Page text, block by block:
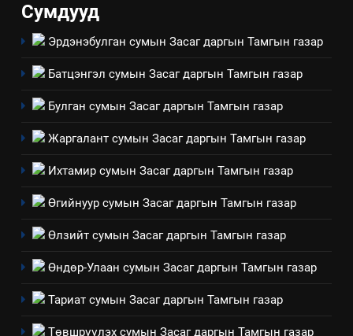
технологийн хүн, мал, амьтны
үзүүлэх буюу үзүүлж байгаа
мэдээлэл
1
долоо хоног-2025
НЭЭЛТТЭЙ ЗАСГИЙН ТҮНШЛЭЛ
“БИД ИРГЭДЭЭ СОНСОЖ,
БАЙГУУЛНА
ЗАР ТАЗ-ЫН САЛБАР ЗӨВЛӨЛ
ТАЗ-ЫН САЛБАР ЗӨВЛӨЛ
Сумдууд
Эрдэнэбулган сумын Засаг даргын Тамгын газар
Батцэнгэл сумын Засаг даргын Тамгын газар
Булган сумын Засаг даргын Тамгын газар
Жаргалант сумын Засаг даргын Тамгын газар
Ихтамир сумын Засаг даргын Тамгын газар
Өгийнуур сумын Засаг даргын Тамгын газар
Өлзийт сумын Засаг даргын Тамгын газар
Өндөр-Улаан сумын Засаг даргын Тамгын газар
Тариат сумын Засаг даргын Тамгын газар
Төвшрүүлэх сумын Засаг даргын Тамгын газар